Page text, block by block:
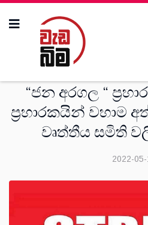
“ජන අරගල “
ප්‍රහාරකයින් වහාම
වෘත්තීය සමිති
2022-05-